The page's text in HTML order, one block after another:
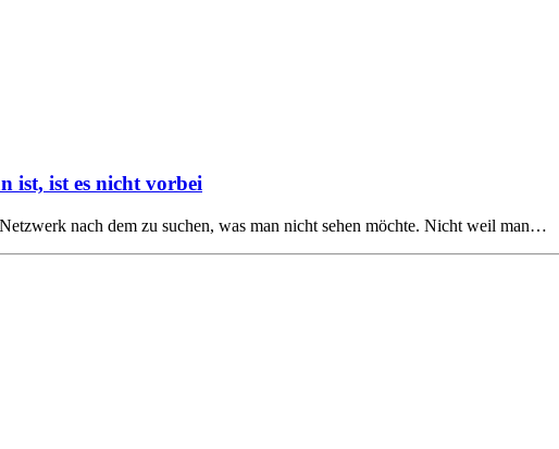
ist, ist es nicht vorbei
nach dem zu suchen, was man nicht sehen möchte. Nicht weil man…